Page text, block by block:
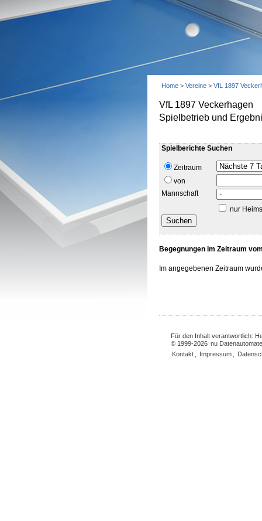
Home > Vereine > VfL 1897
VfL 1897 Veckerhagen
Spielbetrieb und
Spielberichte Suchen
Zeitraum
von
Mannschaft
nur
Begegnungen im Zeitraum
Im angegebenen Zeitraum
Für den Inhalt verantwortlich:
© 1999-2026 nu
Kontakt
Impressum